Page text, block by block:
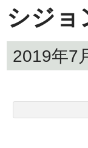
シジョ
2019年7